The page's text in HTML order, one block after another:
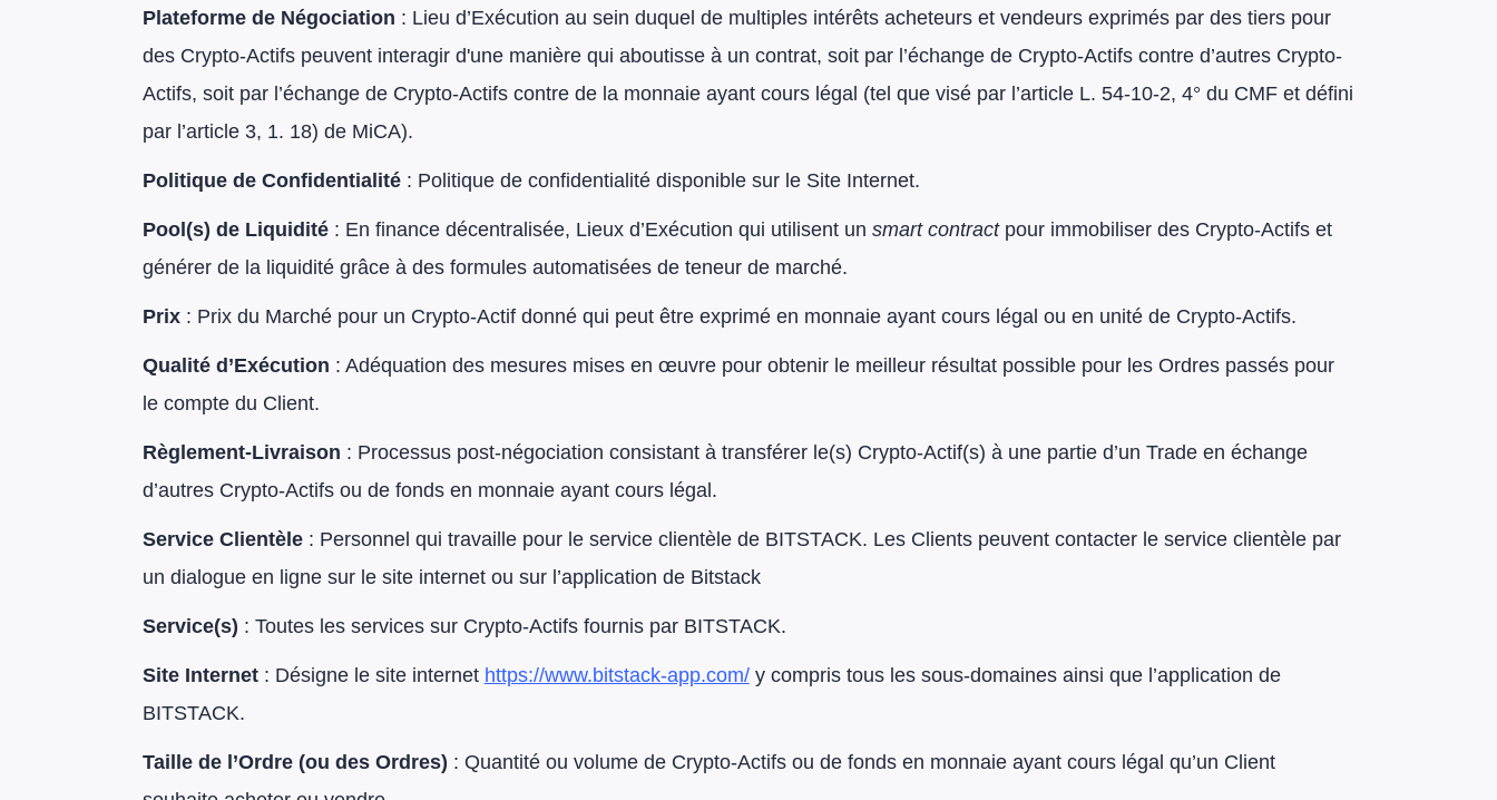
Plateforme de Négociation : Lieu d’Exécution au sein duquel de multiples intérêts acheteurs et vendeurs exprimés par des tiers pour
des Crypto-Actifs peuvent interagir d'une manière qui aboutisse à un contrat, soit par l’échange de Crypto-Actifs contre d’autres Crypto-
Actifs, soit par l’échange de Crypto-Actifs contre de la monnaie ayant cours légal (tel que visé par l’article L. 54-10-2, 4° du CMF et défini
par l’article 3, 1. 18) de MiCA).
Politique de Confidentialité : Politique de confidentialité disponible sur le Site Internet.
Pool(s) de Liquidité: En finance décentralisée, Lieux d’Exécution qui utilisent un smart contractpour immobiliser des Crypto-Actifs et
générer de la liquidité grâce à des formules automatisées de teneur de marché.
Prix: Prix du Marché pour un Crypto-Actif donné qui peut être exprimé en monnaie ayant cours légal ou en unité de Crypto-Actifs.
Qualité d’Exécution : Adéquation des mesures mises en œuvre pour obtenir le meilleur résultat possible pour les Ordres passés pour
le compte du Client.
Règlement-Livraison : Processus post-négociation consistant à transférer le(s) Crypto-Actif(s) à une partie d’un Trade en échange
d’autres Crypto-Actifs ou de fonds en monnaie ayant cours légal.
Service Clientèle: Personnel qui travaille pour le service clientèle de BITSTACK. Les Clients peuvent contacter le service clientèle par
un dialogue en ligne sur le site internet ou sur l’application de Bitstack
Service(s) : Toutes les services sur Crypto-Actifs fournis par BITSTACK.
Site Internet: Désigne le site internet https://www.bitstack-app.com/y compris tous les sous-domaines ainsi que l’application de
BITSTACK.
Taille de l’Ordre (ou des Ordres) : Quantité ou volume de Crypto-Actifs ou de fonds en monnaie ayant cours légal qu’un Client